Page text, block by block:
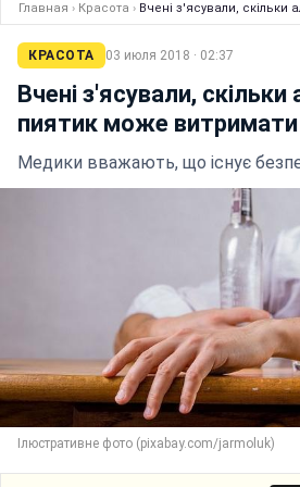
Главная › Красота › Вчені з'ясували,
КРАСОТА 03 июля 2018 · 02:37
Вчені з'ясували, скільки
пиятик може
Медики вважають, що існує
Ілюстративне фото (pixabay.com/jarmoluk)